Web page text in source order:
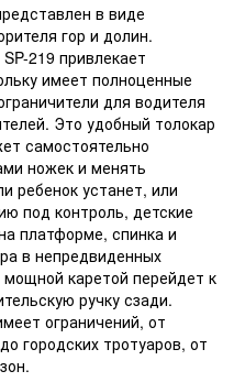
в виде
гор и долин.
219 привлекает
имеет полноценные
для водителя
Это удобный толокар
самостоятельно
ножек и менять
ребенок устанет, или
под контроль, детские
платформе, спинка и
в непредвиденных
каретой перейдет к
ручку сзади.
ограничений, от
городских тротуаров, от